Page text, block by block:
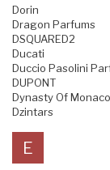
Dorin
Dragon Parfums
DSQUARED2
Ducati
Duccio Pasolini
DUPONT
Dynasty Of Monaco
Dzintars
E